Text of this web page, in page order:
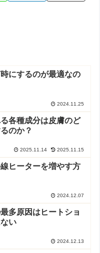
にするのが最適なの
2024.11.25
各種成分は皮膚のど
のか？
2025.11.14 2025.11.15
ヒーターを増やす方
2024.12.07
多原因はヒートショ
い
2024.12.13